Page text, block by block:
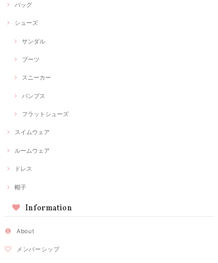
バッグ
シューズ
サンダル
ブーツ
スニーカー
パンプス
フラットシューズ
スイムウェア
ルームウェア
ドレス
帽子
Information
About
メンバーシップ